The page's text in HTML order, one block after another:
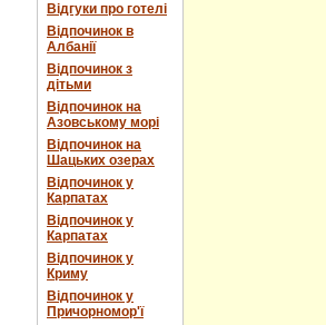
Відгуки про готелі
Відпочинок в
Албанії
Відпочинок з
дітьми
Відпочинок на
Азовському морі
Відпочинок на
Шацьких озерах
Відпочинок у
Карпатах
Відпочинок у
Карпатах
Відпочинок у
Криму
Відпочинок у
Причорномор'ї